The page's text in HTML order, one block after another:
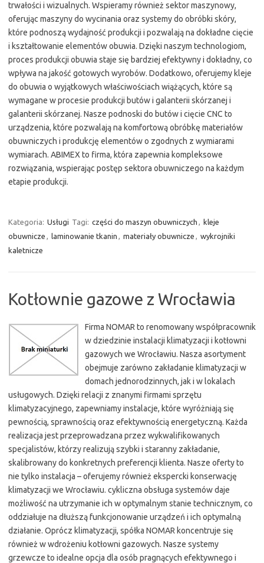
trwałości i wizualnych. Wspieramy również sektor maszynowy,
oferując maszyny do wycinania oraz systemy do obróbki skóry,
które podnoszą wydajność produkcji i pozwalają na dokładne cięcie
i kształtowanie elementów obuwia. Dzięki naszym technologiom,
proces produkcji obuwia staje się bardziej efektywny i dokładny, co
wpływa na jakość gotowych wyrobów. Dodatkowo, oferujemy kleje
do obuwia o wyjątkowych właściwościach wiążących, które są
wymagane w procesie produkcji butów i galanterii skórzanej i
galanterii skórzanej. Nasze podnoski do butów i cięcie CNC to
urządzenia, które pozwalają na komfortową obróbkę materiałów
obuwniczych i produkcję elementów o zgodnych z wymiarami
wymiarach. ABIMEX to firma, która zapewnia kompleksowe
rozwiązania, wspierając postęp sektora obuwniczego na każdym
etapie produkcji.
Kategoria: Usługi Tagi: części do maszyn obuwniczych , kleje
obuwnicze , laminowanie tkanin , materiały obuwnicze , wykrojniki
kaletnicze
Kotłownie gazowe z Wrocławia
Firma NOMAR to renomowany współpracownik
w dziedzinie instalacji klimatyzacji i kotłowni
gazowych we Wrocławiu. Nasza asortyment
obejmuje zarówno zakładanie klimatyzacji w
domach jednorodzinnych, jak i w lokalach
usługowych. Dzięki relacji z znanymi firmami sprzętu
klimatyzacyjnego, zapewniamy instalacje, które wyróżniają się
pewnością, sprawnością oraz efektywnością energetyczną. Każda
realizacja jest przeprowadzana przez wykwalifikowanych
specjalistów, którzy realizują szybki i staranny zakładanie,
skalibrowany do konkretnych preferencji klienta. Nasze oferty to
nie tylko instalacja – oferujemy również ekspercki konserwację
klimatyzacji we Wrocławiu. cykliczna obsługa systemów daje
możliwość na utrzymanie ich w optymalnym stanie technicznym, co
oddziałuje na dłuższą funkcjonowanie urządzeń i ich optymalną
działanie. Oprócz klimatyzacji, spółka NOMAR koncentruje się
również w wdrożeniu kotłowni gazowych. Nasze systemy
grzewcze to idealne opcja dla osób pragnących efektywnego i